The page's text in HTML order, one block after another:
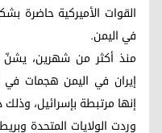
القوات الأميركية حاضرة
في اليمن.
منذ أكثر من شهرين، يشنّ
إيران في اليمن هجمات في
إنها مرتبطة بإسرائيل،
وردت الولايات المتحدة